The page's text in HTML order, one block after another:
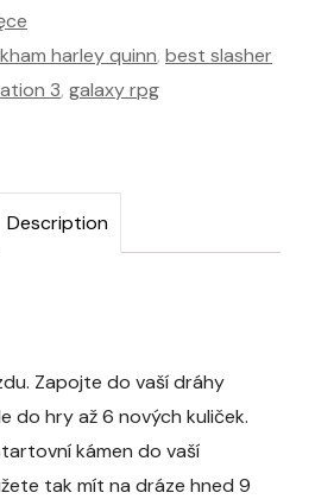
harley quinn, best slasher
3, galaxy rpg
Description
Zapojte do vaší dráhy
do hry až 6 nových kuliček.
kámen do vaší
tak mít na dráze hned 9